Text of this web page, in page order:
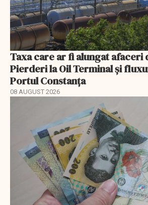
Taxa care ar fi alungat afaceri
Pierderi la Oil Terminal și
Portul Constanța
08 AUGUST 2026